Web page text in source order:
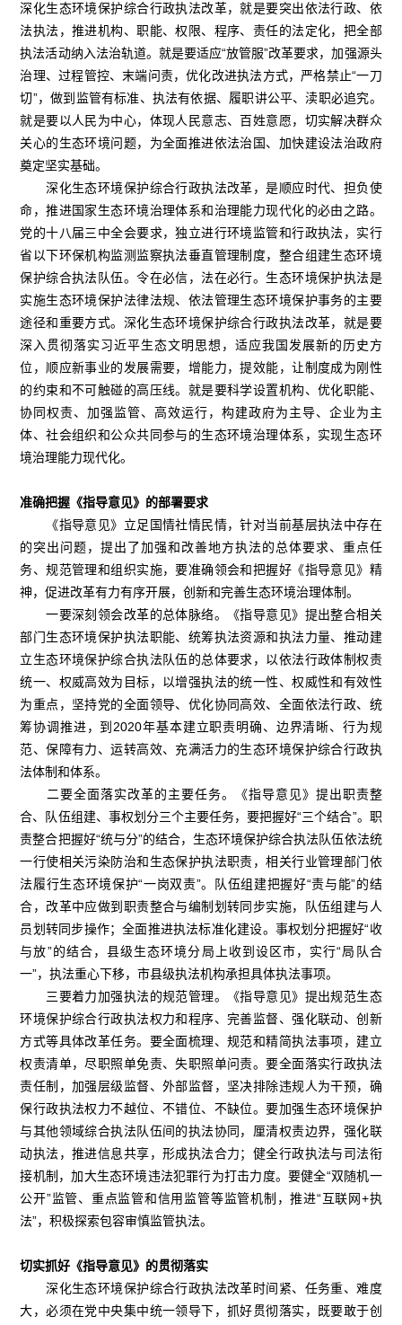
深化生态环境保护综合行政执法改革，就是要突出依法行政、依
法执法，推进机构、职能、权限、程序、责任的法定化，把全部
执法活动纳入法治轨道。就是要适应“放管服”改革要求，加强源头
治理、过程管控、末端问责，优化改进执法方式，严格禁止“一刀
切”，做到监管有标准、执法有依据、履职讲公平、渎职必追究。
就是要以人民为中心，体现人民意志、百姓意愿，切实解决群众
关心的生态环境问题，为全面推进依法治国、加快建设法治政府
奠定坚实基础。
深化生态环境保护综合行政执法改革，是顺应时代、担负使
命，推进国家生态环境治理体系和治理能力现代化的必由之路。
党的十八届三中全会要求，独立进行环境监管和行政执法，实行
省以下环保机构监测监察执法垂直管理制度，整合组建生态环境
保护综合执法队伍。令在必信，法在必行。生态环境保护执法是
实施生态环境保护法律法规、依法管理生态环境保护事务的主要
途径和重要方式。深化生态环境保护综合行政执法改革，就是要
深入贯彻落实习近平生态文明思想，适应我国发展新的历史方
位，顺应新事业的发展需要，增能力，提效能，让制度成为刚性
的约束和不可触碰的高压线。就是要科学设置机构、优化职能、
协同权责、加强监管、高效运行，构建政府为主导、企业为主
体、社会组织和公众共同参与的生态环境治理体系，实现生态环
境治理能力现代化。
准确把握《指导意见》的部署要求
《指导意见》立足国情社情民情，针对当前基层执法中存在
的突出问题，提出了加强和改善地方执法的总体要求、重点任
务、规范管理和组织实施，要准确领会和把握好《指导意见》精
神，促进改革有力有序开展，创新和完善生态环境治理体制。
一要深刻领会改革的总体脉络。《指导意见》提出整合相关
部门生态环境保护执法职能、统筹执法资源和执法力量、推动建
立生态环境保护综合执法队伍的总体要求，以依法行政体制权责
统一、权威高效为目标，以增强执法的统一性、权威性和有效性
为重点，坚持党的全面领导、优化协同高效、全面依法行政、统
筹协调推进，到2020年基本建立职责明确、边界清晰、行为规
范、保障有力、运转高效、充满活力的生态环境保护综合行政执
法体制和体系。
二要全面落实改革的主要任务。《指导意见》提出职责整
合、队伍组建、事权划分三个主要任务，要把握好“三个结合”。职
责整合把握好“统与分”的结合，生态环境保护综合执法队伍依法统
一行使相关污染防治和生态保护执法职责，相关行业管理部门依
法履行生态环境保护“一岗双责”。队伍组建把握好“责与能”的结
合，改革中应做到职责整合与编制划转同步实施，队伍组建与人
员划转同步操作；全面推进执法标准化建设。事权划分把握好“收
与放”的结合，县级生态环境分局上收到设区市，实行“局队合
一”，执法重心下移，市县级执法机构承担具体执法事项。
三要着力加强执法的规范管理。《指导意见》提出规范生态
环境保护综合行政执法权力和程序、完善监督、强化联动、创新
方式等具体改革任务。要全面梳理、规范和精简执法事项，建立
权责清单，尽职照单免责、失职照单问责。要全面落实行政执法
责任制，加强层级监督、外部监督，坚决排除违规人为干预，确
保行政执法权力不越位、不错位、不缺位。要加强生态环境保护
与其他领域综合执法队伍间的执法协同，厘清权责边界，强化联
动执法，推进信息共享，形成执法合力；健全行政执法与司法衔
接机制，加大生态环境违法犯罪行为打击力度。要健全“双随机一
公开”监管、重点监管和信用监管等监管机制，推进“互联网+执
法”，积极探索包容审慎监管执法。
切实抓好《指导意见》的贯彻落实
深化生态环境保护综合行政执法改革时间紧、任务重、难度
大，必须在党中央集中统一领导下，抓好贯彻落实，既要敢于创